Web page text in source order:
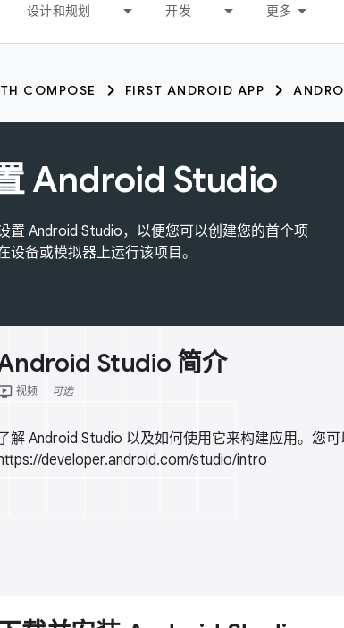
设计和规划 开发 更多
COMPOSE FIRST ANDROID APP
Android Studio
置 Android Studio，以便您可以创建您的首个项
设备或模拟器上运行该项目。
Studio 简介
视频 可选
解 Android Studio 以及如何使用它来构建应用。您可
developer.android.com/studio/intro